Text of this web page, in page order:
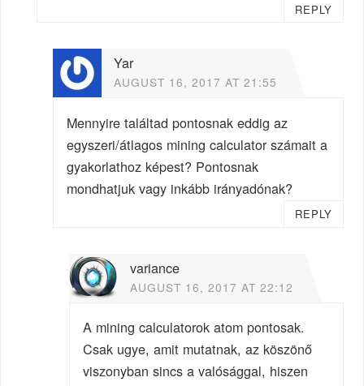
REPLY
Yar
AUGUST 16, 2017 AT 21:55
Mennyire találtad pontosnak eddig az
egyszeri/átlagos mining calculator számait a
gyakorlathoz képest? Pontosnak
mondhatjuk vagy inkább irányadónak?
REPLY
variance
AUGUST 16, 2017 AT 22:12
A mining calculatorok atom pontosak.
Csak ugye, amit mutatnak, az köszönő
viszonyban sincs a valósággal, hiszen